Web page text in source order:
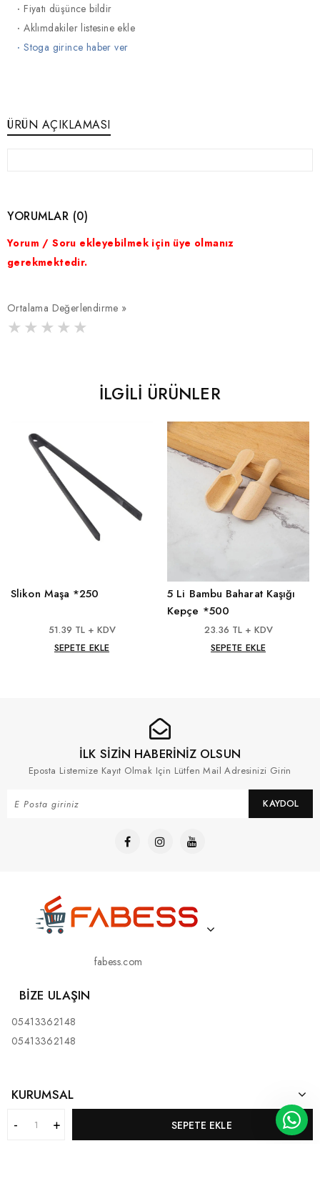
SEPETE EKLE
·Fiyatı düşünce bildir
·Aklımdakiler listesine ekle
·Stoga girince haber ver
ÜRÜN AÇIKLAMASI
YORUMLAR (0)
Yorum / Soru ekleyebilmek için üye olmanız
gerekmektedir.
Ortalama Değerlendirme »
İLGILI ÜRÜNLER
Slikon Maşa *250
51.39 TL + KDV
SEPETE EKLE
5 Li Bambu Baharat Kaşığı
Kepçe *500
23.36 TL + KDV
SEPETE EKLE
İLK SİZİN HABERİNİZ OLSUN
Eposta Listemize Kayıt Olmak Için Lütfen Mail Adresinizi Girin
KAYDOL
fabess.com
BIZE ULAŞIN
05413362148
05413362148
KURUMSAL
MÜŞTERI HIZMETLERI